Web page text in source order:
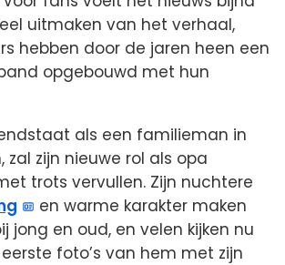
uitmaken van het verhaal,
hebben door de jaren heen een
opgebouwd met hun
als een familieman in
zal zijn nieuwe rol als opa
trots vervullen. Zijn nuchtere
en warme karakter maken
jong en oud, en velen kijken nu
foto’s van hem met zijn